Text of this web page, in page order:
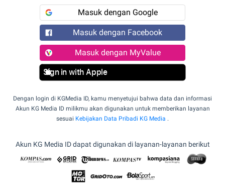
Masuk dengan Google
Masuk dengan Facebook
Masuk dengan MyValue
Sign in with Apple
Dengan login di KGMedia ID, kamu menyetujui bahwa data dan informasi
Akun KG Media ID milikmu akan digunakan untuk memberikan layanan
sesuai Kebijakan Data Pribadi KG Media .
Akun KG Media ID dapat digunakan di layanan-layanan berikut